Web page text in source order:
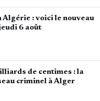
Algérie : voici le nouveau
6 août
de centimes : la
criminel à Alger